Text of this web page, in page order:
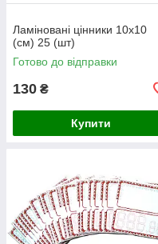
Ламіновані цінники 10х10
(см) 25 (шт)
Готово до відправки
130 ₴
Купити